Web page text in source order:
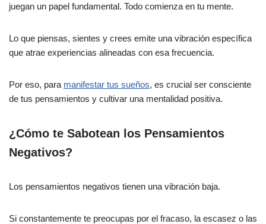
juegan un papel fundamental. Todo comienza en tu mente.
Lo que piensas, sientes y crees emite una vibración específica
que atrae experiencias alineadas con esa frecuencia.
Por eso, para manifestar tus sueños, es crucial ser consciente
de tus pensamientos y cultivar una mentalidad positiva.
¿Cómo te Sabotean los Pensamientos
Negativos?
Los pensamientos negativos tienen una vibración baja.
Si constantemente te preocupas por el fracaso, la escasez o las